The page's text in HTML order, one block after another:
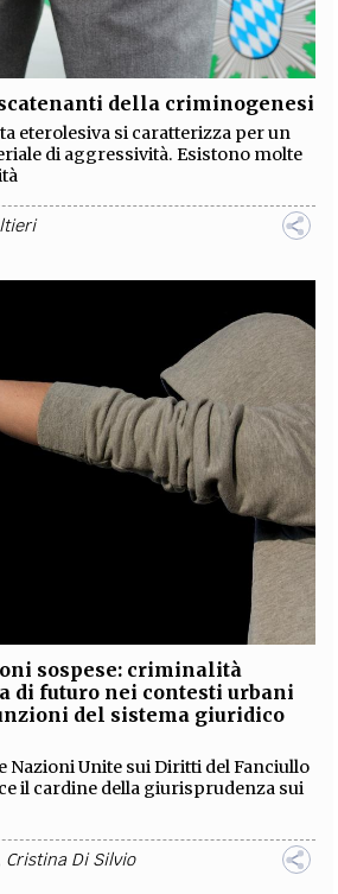
EXTRA
PROCEEDINGS PUBBLICITÀ CONTATTI
SOCIAL MEDIA
scatenanti della criminogenesi
eterolesiva si caratterizza per un
di aggressività. Esistono molte
sospese: criminalità
di futuro nei contesti urbani
del sistema giuridico
Nazioni Unite sui Diritti del Fanciullo
il cardine della giurisprudenza sui
Cristina Di Silvio